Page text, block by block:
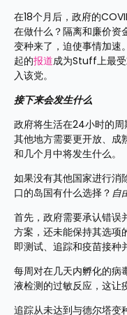
在18个月后，政府的
在做什么？隔离和廉价资
变种来了，迫使事情加速
起的报道成为Stuff上最
入该党。
接下来会发生什么
政府将生活在24小时的
其他地方需要更开放、成
和几个月中将发生什么。
如果没有其他国家进行消
口的岛国有什么选择？ 自
首先，政府需要承认错误
方案，还未能保持其选项
即测试、追踪和疫苗接种
每周对在几天内孵化的病
液检测的过敏反应，这让
追踪从未达到与德尔塔变